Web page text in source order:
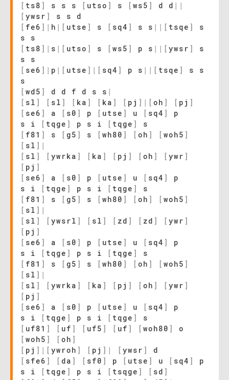
[ ts8 ] s s s [ utso ] s [ ws5 ] d d | |
[ ywsr ]
s s d
[ fe6 ] | h | [ utse ] s [ sq4 ] s s | | [ tsqe ]
s
s s
[ ts8 ] | s | [ utso ] s [ ws5 ] p s | | [ ywsr ]
s
s s
[ se6 ] | p | [ utse ] | [ sq4 ] p s | | [ tsqe ]
s s
s
[ wd5 ] d d f d s s |
[ sl ] [ sl ] [ ka ] [ ka ] [ pj ] | [ oh ] [ pj ]
[ se6 ] a [ s0 ] p [ utse ] u [ sq4 ]
p
s i
[ tqge ] p s i [ tqge ]
s
[ f81 ] s [ g5 ] s [ wh80 ] [ oh ] [ woh5 ]
[ sl ] |
[ sl ] [ ywrka ] [ ka ] [ pj ] [ oh ] [ ywr ]
[ pj ]
[ se6 ] a [ s0 ] p [ utse ] u [ sq4 ]
p
s i
[ tqge ] p s i [ tqge ]
s
[ f81 ] s [ g5 ] s [ wh80 ] [ oh ] [ woh5 ]
[ sl ] |
[ sl ] [ ywsrl ] [ sl ] [ zd ] [ zd ] [ ywr ]
[ pj ]
[ se6 ] a [ s0 ] p [ utse ] u [ sq4 ]
p
s i
[ tqge ] p s i [ tqge ]
s
[ f81 ] s [ g5 ] s [ wh80 ] [ oh ] [ woh5 ]
[ sl ] |
[ sl ] [ ywrka ] [ ka ] [ pj ] [ oh ] [ ywr ]
[ pj ]
[ se6 ] a [ s0 ] p [ utse ] u [ sq4 ]
p
s i
[ tqge ] p s i [ tqge ]
s
[ uf81 ] [ uf ] [ uf5 ] [ uf ] [ woh80 ]
o
[ woh5 ] [ oh ]
[ pj ] | [ ywroh ] [ pj ] | [ ywsr ]
d
[ sfe6 ] [ da ] [ sf0 ] p [ utse ] u [ sq4 ]
p
s i
[ tqge ] p s i [ tsqge ] [ sd ]